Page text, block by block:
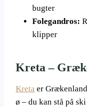
bugter
Folegandros:
klipper
Kreta –
Kreta er
ø – du kan stå på